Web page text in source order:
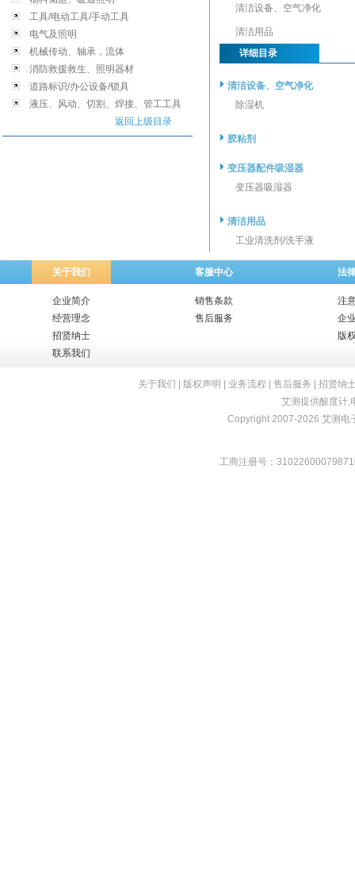
工具/电动工具/手动工具
电气及照明
机械传动、轴承，流体
消防救援救生、照明器材
道路标识/办公设备/锁具
液压、风动、切割、焊接、管工工具
返回上级目录
清洁设备、空气净化
清洁用品
详细目录
清洁设备、空气净化
除湿机
胶粘剂
变压器配件吸湿器
变压器吸湿器
清洁用品
工业清洗剂/洗手液
关于我们 客服中心 法
企业简介
经营理念
招贤纳士
联系我们
销售条款
售后服务
注
企
版
关于我们 版权声明 业务流程 售后服务
招贤纳
艾测提供酸度计,
Copyright 2007-2026 艾测电
工商注册号：